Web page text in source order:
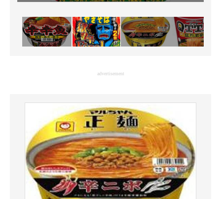
advertisement